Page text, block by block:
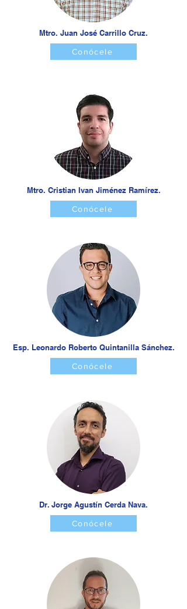
Mtro. Juan José Carrillo Cruz.
Conócele
Mtro. Cristian Ivan Jiménez Ramírez.
Conócele
Esp. Leonardo Roberto Quintanilla Sánchez.
Conócele
Dr. Jorge Agustín Cerda Nava.
Conócele